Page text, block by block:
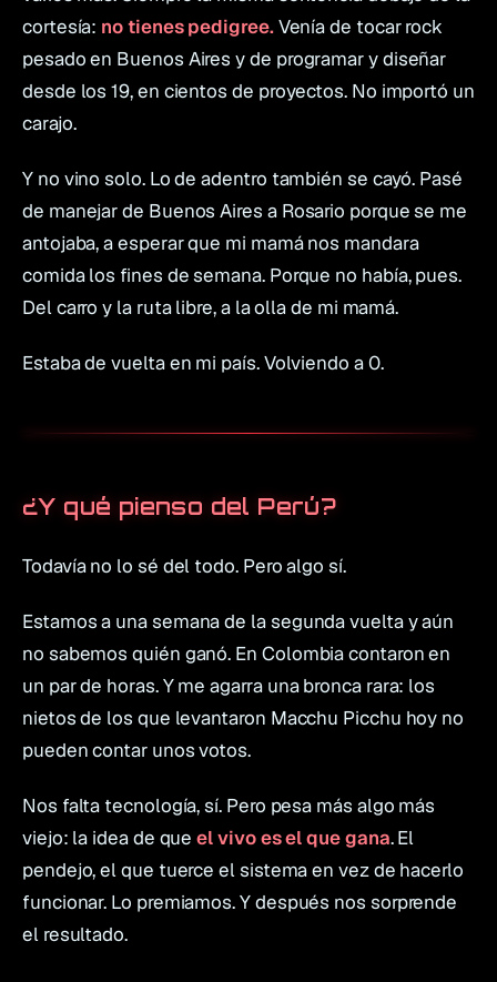
cortesía: no tienes pedigree.Venía de tocar rock
pesado en Buenos Aires y de programar y diseñar
desde los 19, en cientos de proyectos. No importó un
carajo.
Y no vino solo. Lo de adentro también se cayó. Pasé
de manejar de Buenos Aires a Rosario porque se me
antojaba, a esperar que mi mamá nos mandara
comida los fines de semana. Porque no había, pues.
Del carro y la ruta libre, a la olla de mi mamá.
Estaba de vuelta en mi país. Volviendo a 0.
¿Y qué pienso del Perú?
Todavía no lo sé del todo. Pero algo sí.
Estamos a una semana de la segunda vuelta y aún
no sabemos quién ganó. En Colombia contaron en
un par de horas. Y me agarra una bronca rara: los
nietos de los que levantaron Macchu Picchu hoy no
pueden contar unos votos.
Nos falta tecnología, sí. Pero pesa más algo más
viejo: la idea de queel vivo es el que gana. El
pendejo, el que tuerce el sistema en vez de hacerlo
funcionar. Lo premiamos. Y después nos sorprende
el resultado.